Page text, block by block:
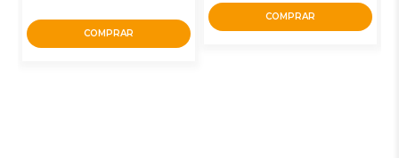
COMPRAR
COMPRAR